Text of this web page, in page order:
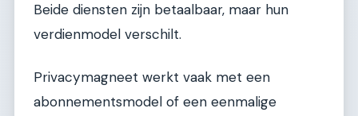
Beide diensten zijn betaalbaar, maar hun
verdienmodel verschilt.
Privacymagneet werkt vaak met een
abonnementsmodel of een eenmalige